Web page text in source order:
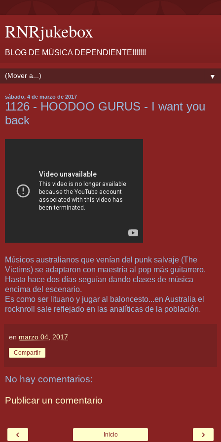
RNRjukebox
BLOG DE MÚSICA DEPENDIENTE!!!!!!!
▼
sábado, 4 de marzo de 2017
1126 - HOODOO GURUS - I want you
back
Músicos australianos que venían del punk salvaje (The
Victims) se adaptaron con maestría al pop más guitarrero.
Hasta hace dos días seguían dando clases de música
encima del escenario.
Es como ser lituano y jugar al baloncesto...en Australia el
rocknroll sale reflejado en las analíticas de la población.
en marzo 04, 2017
Compartir
No hay comentarios:
Publicar un comentario
‹ ›
Inicio